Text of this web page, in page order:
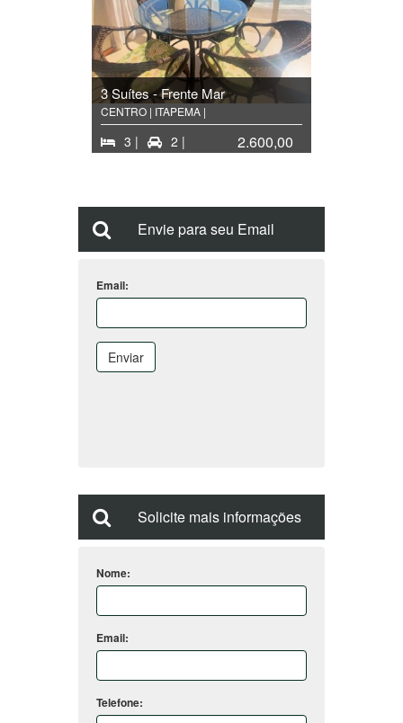
3 Suítes - Frente Mar
CENTRO | ITAPEMA |
3 | 2 | 2.600,00
Envie para seu Email
Email:
Enviar
Solicite mais informações
Nome:
Email:
Telefone: